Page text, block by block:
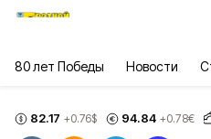
80 лет Победы Новости
82.17 +0.76$ 94.84 +0.78€